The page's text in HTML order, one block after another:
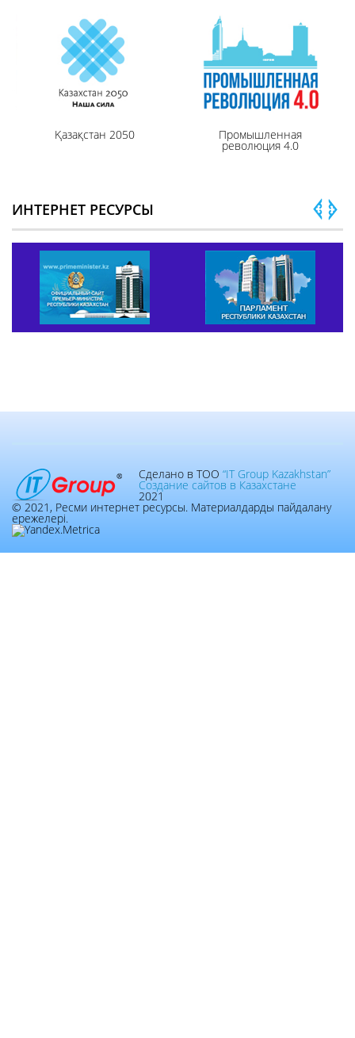
Қазақстан 2050 Промышленная
революция 4.0
ИНТЕРНЕТ РЕСУРСЫ
Сделано в ТОО “IT Group Kazakhstan”
Создание сайтов в Казахстане
2021
© 2021, Ресми интернет ресурсы. Материалдарды пайдалану
ережелері.